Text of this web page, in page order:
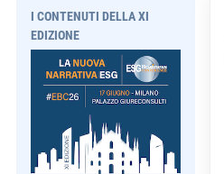
I CONTENUTI DELLA XI
EDIZIONE